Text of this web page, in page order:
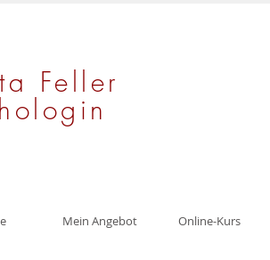
Feller
Mein Angebot Online-Kurs